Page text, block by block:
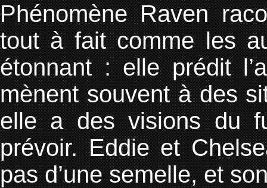
Phénomène Raven
tout à fait comme les
étonnant : elle prédit
mènent souvent à des
elle a des visions du
prévoir. Eddie et
pas d’une semelle, et